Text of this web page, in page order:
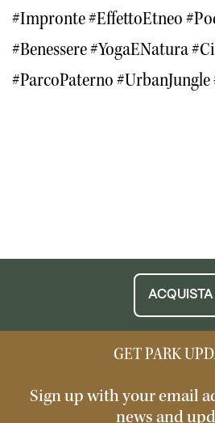
#Impronte #EffettoEtneo
#Benessere #YogaENatura
#ParcoPaterno
ACQUISTA
GET PARK
Sign up with your email
news and